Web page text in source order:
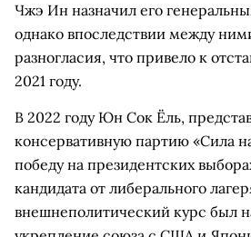
Чжэ Ин назначил его
однако впоследствии между
разногласия, что привело к
2021 году.
В 2022 году Юн Сок Ёль,
консервативную партию «Сила
победу на президентских
кандидата от либерального
внешнеполитический курс был